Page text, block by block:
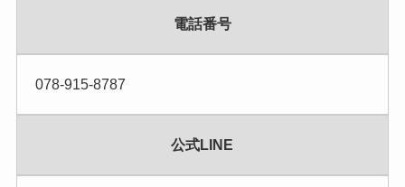
電話番号
078-915-8787
公式LINE